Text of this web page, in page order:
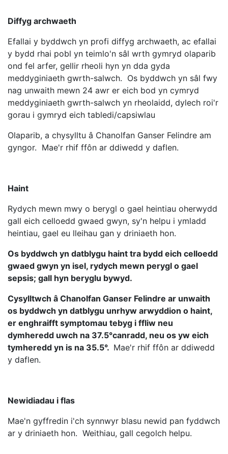
Diffyg archwaeth
Efallai y byddwch yn profi diffyg archwaeth, ac efallai
y bydd rhai pobl yn teimlo'n sâl wrth gymryd olaparib
ond fel arfer, gellir rheoli hyn yn dda gyda
meddyginiaeth gwrth-salwch. Os byddwch yn sâl fwy
nag unwaith mewn 24 awr er eich bod yn cymryd
meddyginiaeth gwrth-salwch yn rheolaidd, dylech roi'r
gorau i gymryd eich tabledi/capsiwlau
Olaparib, a chysylltu â Chanolfan Ganser Felindre am
gyngor. Mae'r rhif ffôn ar ddiwedd y daflen.
Haint
Rydych mewn mwy o berygl o gael heintiau oherwydd
gall eich celloedd gwaed gwyn, sy'n helpu i ymladd
heintiau, gael eu lleihau gan y driniaeth hon.
Os byddwch yn datblygu haint tra bydd eich celloedd
gwaed gwyn yn isel, rydych mewn perygl o gael
sepsis; gall hyn beryglu bywyd.
Cysylltwch â Chanolfan Ganser Felindre ar unwaith
os byddwch yn datblygu unrhyw arwyddion o haint,
er enghraifft symptomau tebyg i ffliw neu
dymheredd uwch na 37.5°canradd, neu os yw eich
tymheredd yn is na 35.5°. Mae'r rhif ffôn ar ddiwedd
y daflen.
Newidiadau i flas
Mae'n gyffredin i'ch synnwyr blasu newid pan fyddwch
ar y driniaeth hon. Weithiau, gall cegolch helpu.